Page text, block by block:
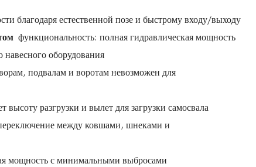
благодаря естественной позе и быстрому входу/выходу
функциональность: полная гидравлическая мощность
навесного оборудования
подвалам и воротам невозможен для
разгрузки и вылет для загрузки самосвала
между ковшами, шнеками и
мощность с минимальными выбросами